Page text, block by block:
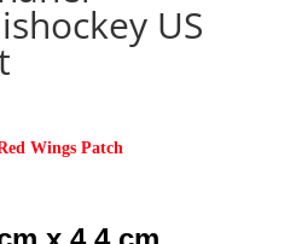
US
Wings Patch